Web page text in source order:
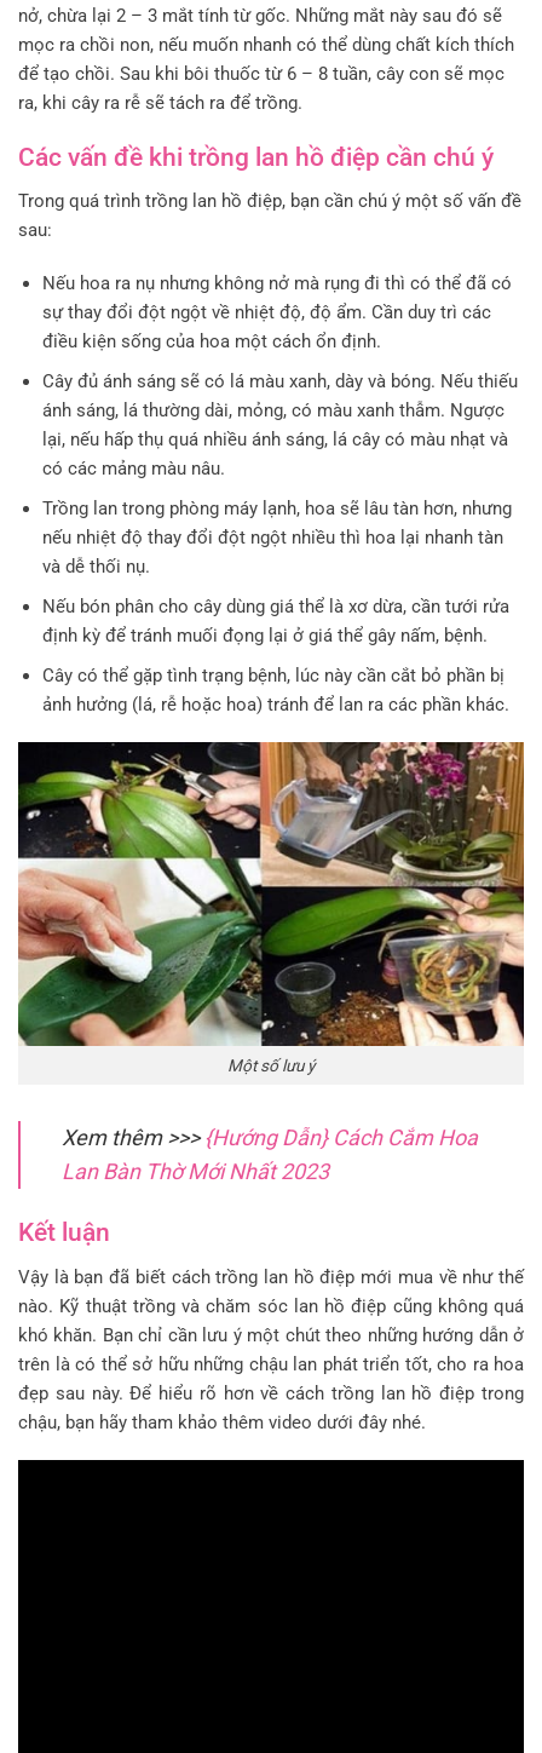
nở, chừa lại 2 – 3 mắt tính từ gốc. Những mắt này sau đó sẽ
mọc ra chồi non, nếu muốn nhanh có thể dùng chất kích thích
để tạo chồi. Sau khi bôi thuốc từ 6 – 8 tuần, cây con sẽ mọc
ra, khi cây ra rễ sẽ tách ra để trồng.
Các vấn đề khi trồng lan hồ điệp cần chú ý
Trong quá trình trồng lan hồ điệp, bạn cần chú ý một số vấn đề
sau:
Nếu hoa ra nụ nhưng không nở mà rụng đi thì có thể đã có
sự thay đổi đột ngột về nhiệt độ, độ ẩm. Cần duy trì các
điều kiện sống của hoa một cách ổn định.
Cây đủ ánh sáng sẽ có lá màu xanh, dày và bóng. Nếu thiếu
ánh sáng, lá thường dài, mỏng, có màu xanh thẫm. Ngược
lại, nếu hấp thụ quá nhiều ánh sáng, lá cây có màu nhạt và
có các mảng màu nâu.
Trồng lan trong phòng máy lạnh, hoa sẽ lâu tàn hơn, nhưng
nếu nhiệt độ thay đổi đột ngột nhiều thì hoa lại nhanh tàn
và dễ thối nụ.
Nếu bón phân cho cây dùng giá thể là xơ dừa, cần tưới rửa
định kỳ để tránh muối đọng lại ở giá thể gây nấm, bệnh.
Cây có thể gặp tình trạng bệnh, lúc này cần cắt bỏ phần bị
ảnh hưởng (lá, rễ hoặc hoa) tránh để lan ra các phần khác.
Một số lưu ý
Xem thêm >>>{Hướng Dẫn} Cách Cắm Hoa
Lan Bàn Thờ Mới Nhất 2023
Kết luận
Vậy là bạn đã biết cách trồng lan hồ điệp mới mua về như thế
nào. Kỹ thuật trồng và chăm sóc lan hồ điệp cũng không quá
khó khăn. Bạn chỉ cần lưu ý một chút theo những hướng dẫn ở
trên là có thể sở hữu những chậu lan phát triển tốt, cho ra hoa
đẹp sau này. Để hiểu rõ hơn về cách trồng lan hồ điệp trong
chậu, bạn hãy tham khảo thêm video dưới đây nhé.